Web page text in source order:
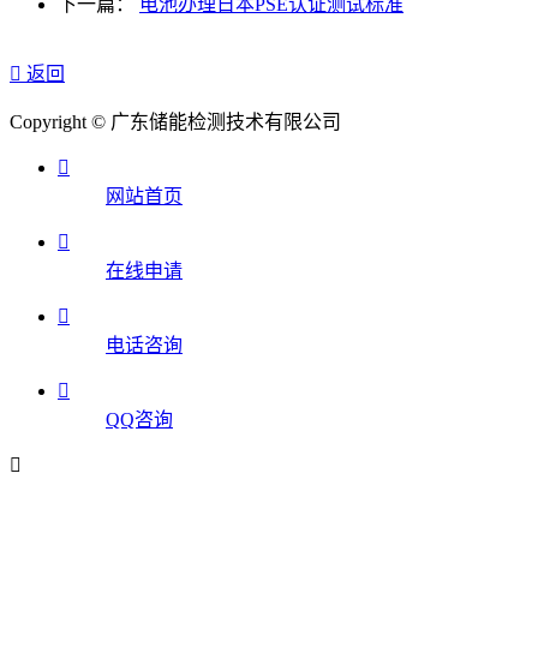
 返回
Copyright © 广东储能检测技术有限公司

网站首页

在线申请

电话咨询

QQ咨询
